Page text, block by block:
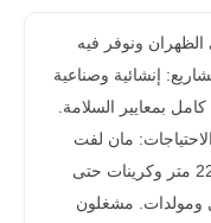
ونوفر فيه
إنشائية وصناعية
بمعايير السلامة.
كافة الاحتياجات: مان لفت
بارتفاعات حتى 43 متر وسيزر لفت حتى 22 متر وكرينات حتى
ومولدات. مشغلون